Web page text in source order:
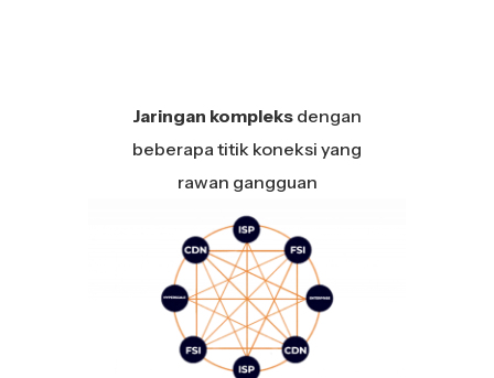
Jaringan kompleks dengan
beberapa titik koneksi yang
rawan gangguan